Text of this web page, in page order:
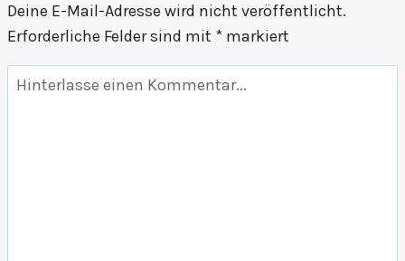
Deine E-Mail-Adresse wird nicht veröffentlicht.
Erforderliche Felder sind mit * markiert